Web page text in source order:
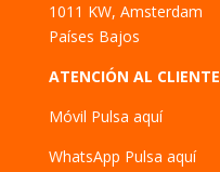
1011 KW, Amsterdam
Países Bajos
ATENCIÓN AL CLIENTE
Móvil Pulsa aquí
WhatsApp Pulsa aquí